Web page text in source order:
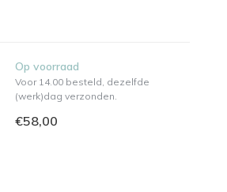
Op voorraad
Voor 14.00 besteld, dezelfde
(werk)dag verzonden.
€58,00